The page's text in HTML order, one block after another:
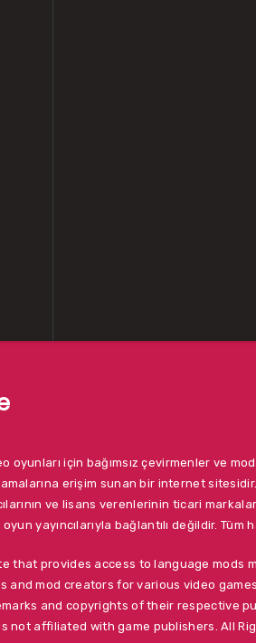
oyunları için bağımsız çevirmenler ve mod
erişim sunan bir internet
ve lisans verenlerinin ticari
yayıncılarıyla bağlantılı değildir. Tüm
that provides access to language mods
and mod creators for various video
and copyrights of their respective
not affiliated with game publishers. All